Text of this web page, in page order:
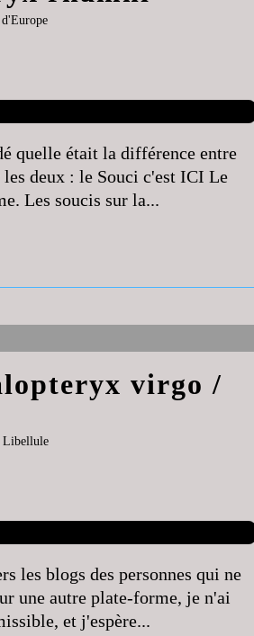
quelle était la différence entre
deux : le Souci c'est ICI Le
Les soucis sur la...
virgo /
Libellule
les blogs des personnes qui ne
une autre plate-forme, je n'ai
et j'espère...